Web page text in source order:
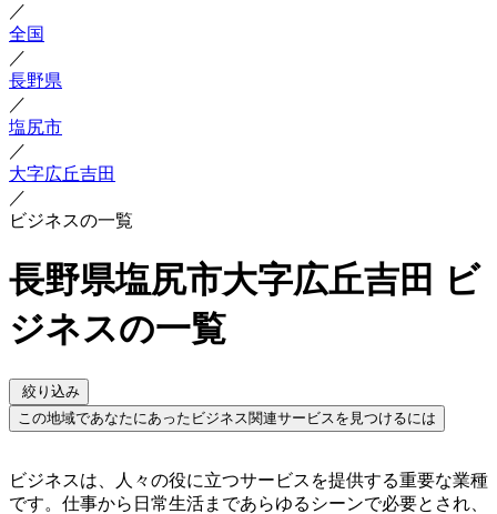
／
全国
／
長野県
／
塩尻市
／
大字広丘吉田
／
ビジネスの一覧
長野県塩尻市大字広丘吉田 ビ
ジネスの一覧
絞り込み
この地域であなたにあったビジネス関連サービスを見つけるには
ビジネスは、人々の役に立つサービスを提供する重要な業種
です。仕事から日常生活まであらゆるシーンで必要とされ、